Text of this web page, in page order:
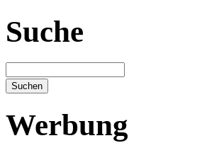
Suche
Werbung